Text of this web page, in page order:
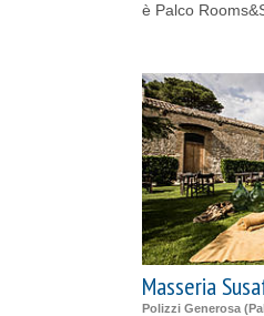
è Palco
Masseria
Polizzi Generosa